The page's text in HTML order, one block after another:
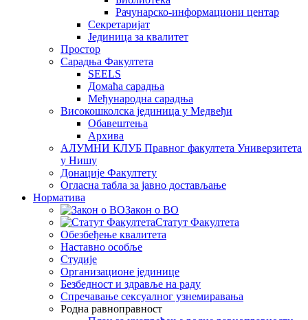
Рачунарско-информациони центар
Секретаријат
Јединица за квалитет
Простор
Сарадња Факултета
SEELS
Домаћа сарадња
Међународна сарадња
Високошколска јединица у Медвеђи
Обавештења
Архива
АЛУМНИ КЛУБ Правног факултета Универзитета
у Нишу
Донације Факултету
Огласна табла за јавно достављање
Норматива
Закон о ВО
Статут Факултета
Обезбеђење квалитета
Наставно особље
Студије
Организационе јединице
Безбедност и здравље на раду
Спречавање сексуалног узнемиравања
Родна равноправност